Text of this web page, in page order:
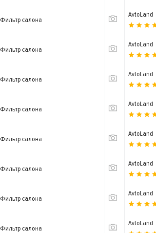
Фильтр салона
AvtoLand
Фильтр салона
AvtoLand
Фильтр салона
AvtoLand
Фильтр салона
AvtoLand
Фильтр салона
AvtoLand
Фильтр салона
AvtoLand
Фильтр салона
AvtoLand
Фильтр салона
AvtoLand